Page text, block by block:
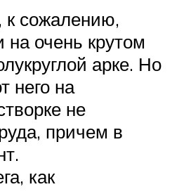
к сожалению,
на очень крутом
арке. Но
него на
не
причем в
как